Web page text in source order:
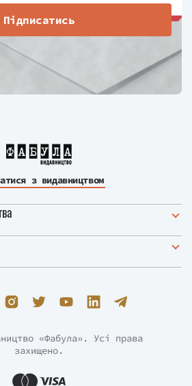
Підписатись
з видавництвом
«Фабула». Усі права
захищено.